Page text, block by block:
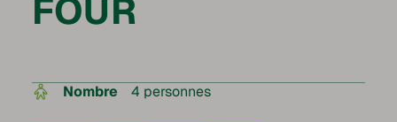
FOUR
Nombre 4 personnes